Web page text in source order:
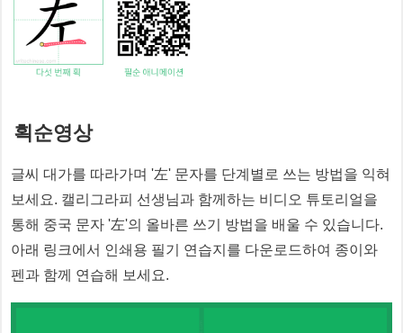
획순영상
글씨 대가를 따라가며 '左' 문자를 단계별로 쓰는 방법을 익혀
보세요. 캘리그라피 선생님과 함께하는 비디오 튜토리얼을
통해 중국 문자 '左'의 올바른 쓰기 방법을 배울 수 있습니다.
아래 링크에서 인쇄용 필기 연습지를 다운로드하여 종이와
펜과 함께 연습해 보세요.